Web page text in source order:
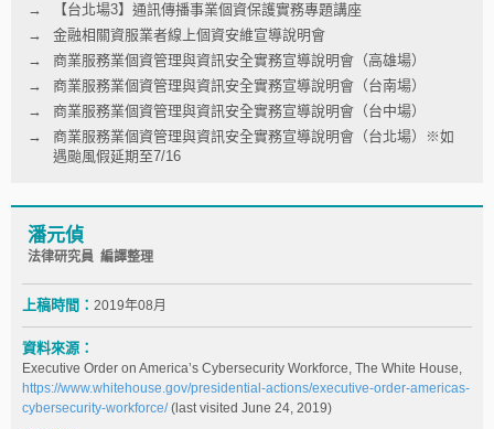
【台北場3】通訊傳播事業個資保護實務專題講座
金融相關資服業者線上個資安維宣導說明會
商業服務業個資管理與資訊安全實務宣導說明會（高雄場）
商業服務業個資管理與資訊安全實務宣導說明會（台南場）
商業服務業個資管理與資訊安全實務宣導說明會（台中場）
商業服務業個資管理與資訊安全實務宣導說明會（台北場）※如
遇颱風假延期至7/16
潘元偵
法律研究員 編譯整理
上稿時間： 2019年08月
資料來源：
Executive Order on America’s Cybersecurity Workforce, The White House,
https://www.whitehouse.gov/presidential-actions/executive-order-americas-
cybersecurity-workforce/(last visited June 24, 2019)